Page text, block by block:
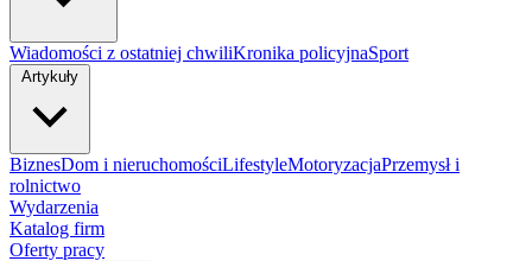
Wiadomości z ostatniej chwiliKronika policyjnaSport
Artykuły
BiznesDom i nieruchomościLifestyleMotoryzacjaPrzemysł i
rolnictwo
Wydarzenia
Katalog firm
Oferty pracy